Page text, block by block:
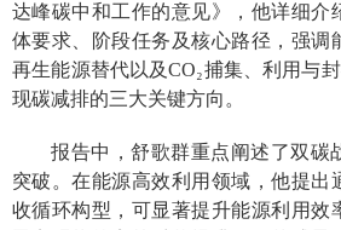
达峰碳中和工作的意见》，他详细介
体要求、阶段任务及核心路径，强调
再生能源替代以及CO₂捕集、利用与
现碳减排的三大关键方向。
报告中，舒歌群重点阐述了双碳
突破。在能源高效利用领域，他提出
收循环构型，可显著提升能源利用效